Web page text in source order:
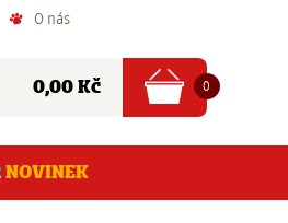
O nás
hledání:
Cena:
0,00 Kč 0 položek
NOVINEK